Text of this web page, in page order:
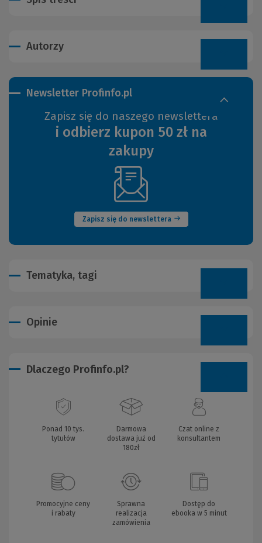
Autorzy
Newsletter Profinfo.pl
Zapisz się do naszego newslettera
i odbierz kupon 50 zł na
zakupy
Zapisz się do newslettera
(Nowe
okno)
Tematyka, tagi
Opinie
Dlaczego Profinfo.pl?
Ponad 10 tys.
tytułów
Darmowa
dostawa już od
180zł
Czat online z
konsultantem
Promocyjne ceny
i rabaty
Sprawna
realizacja
zamówienia
Dostęp do
ebooka w 5 minut